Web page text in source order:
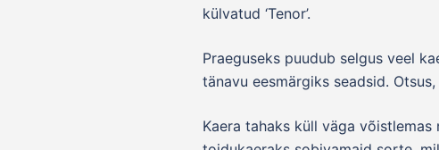
külvatud ‘Tenor’.
Praeguseks puudub selgus veel
tänavu eesmärgiks seadsid.
Kaera tahaks küll väga